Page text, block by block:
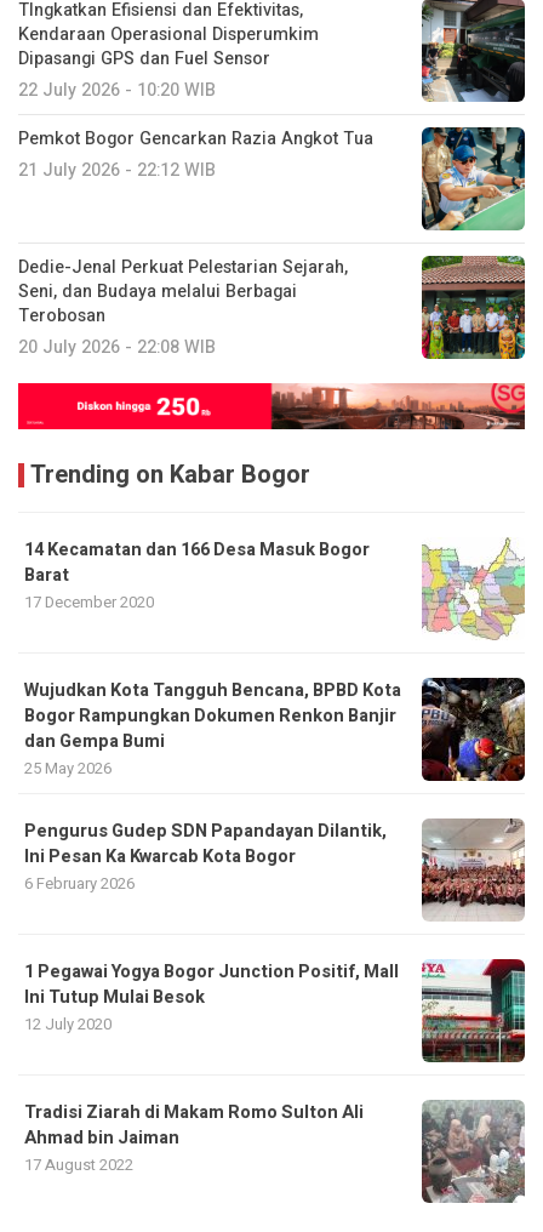
TIngkatkan Efisiensi dan Efektivitas,
Kendaraan Operasional Disperumkim
Dipasangi GPS dan Fuel Sensor
22 July 2026 - 10:20 WIB
Pemkot Bogor Gencarkan Razia Angkot Tua
21 July 2026 - 22:12 WIB
Dedie-Jenal Perkuat Pelestarian Sejarah,
Seni, dan Budaya melalui Berbagai
Terobosan
20 July 2026 - 22:08 WIB
Trending on Kabar Bogor
14 Kecamatan dan 166 Desa Masuk Bogor
Barat
17 December 2020
​Wujudkan Kota Tangguh Bencana, BPBD Kota
Bogor Rampungkan Dokumen Renkon Banjir
dan Gempa Bumi
25 May 2026
Pengurus Gudep SDN Papandayan Dilantik,
Ini Pesan Ka Kwarcab Kota Bogor
6 February 2026
1 Pegawai Yogya Bogor Junction Positif, Mall
Ini Tutup Mulai Besok
12 July 2020
Tradisi Ziarah di Makam Romo Sulton Ali
Ahmad bin Jaiman
17 August 2022